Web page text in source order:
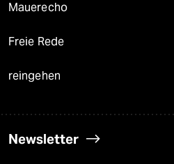
Mauerecho
Freie Rede
reingehen
Newsletter